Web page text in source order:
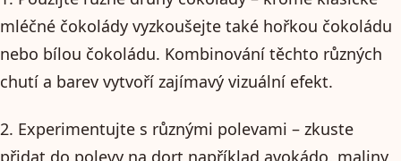
mléčné čokolády vyzkoušejte také hořkou čokoládu
nebo bílou čokoládu. Kombinování těchto různých
chutí a barev vytvoří zajímavý vizuální efekt.
2. Experimentujte s různými polevami – zkuste
přidat do polevy na dort například avokádo, maliny